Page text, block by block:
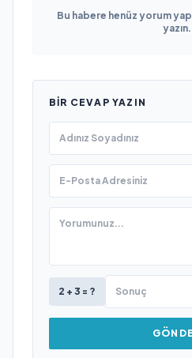
Bu habere henüz yorum
yazın.
BIR CEVAP YAZIN
2 + 3 = ?